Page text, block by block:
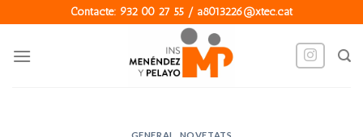
to
content
Contacte: 932 00 27 55 / a8013226@xtec.cat